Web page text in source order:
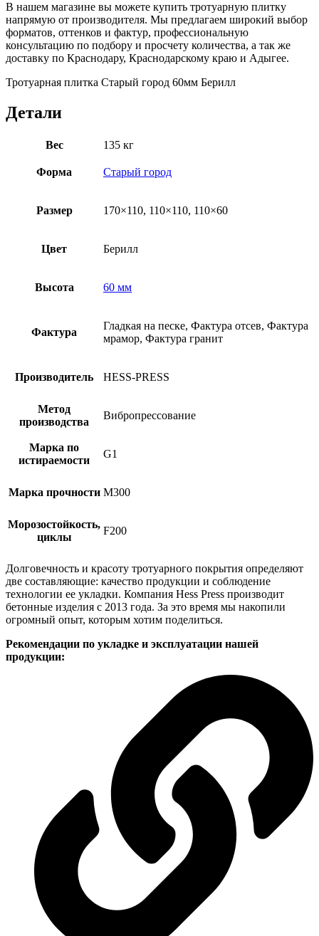
В нашем магазине вы можете купить тротуарную плитку
напрямую от производителя. Мы предлагаем широкий выбор
форматов, оттенков и фактур, профессиональную
консультацию по подбору и просчету количества, а так же
доставку по Краснодару, Краснодарскому краю и Адыгее.
Тротуарная плитка Старый город 60мм Берилл
Детали
Вес 135 кг
Форма Старый город
Размер 170×110, 110×110, 110×60
Цвет Берилл
Высота 60 мм
Фактура
Гладкая на песке, Фактура отсев, Фактура
мрамор, Фактура гранит
Производитель HESS-PRESS
Метод
производства
Вибропрессование
Марка по
истираемости
G1
Марка прочности M300
Морозостойкость,
циклы
F200
Долговечность и красоту тротуарного покрытия определяют
две составляющие: качество продукции и соблюдение
технологии ее укладки. Компания Hess Press производит
бетонные изделия с 2013 года. За это время мы накопили
огромный опыт, которым хотим поделиться.
Рекомендации по укладке и эксплуатации нашей
продукции: